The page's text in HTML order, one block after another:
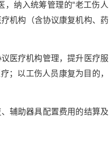
纳入统筹管理的“老工伤人
机构（含协议康复机构、药
医疗机构管理，提升医疗服
；以工伤人员康复为目的，
辅助器具配置费用的结算及